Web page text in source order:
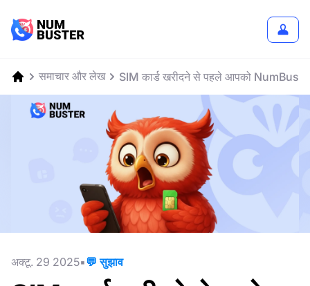
समाचार और लेख SIM कार्ड खरीदने से पहले आपको NumBuster
अक्टू. 29 2025 💬 सुझाव